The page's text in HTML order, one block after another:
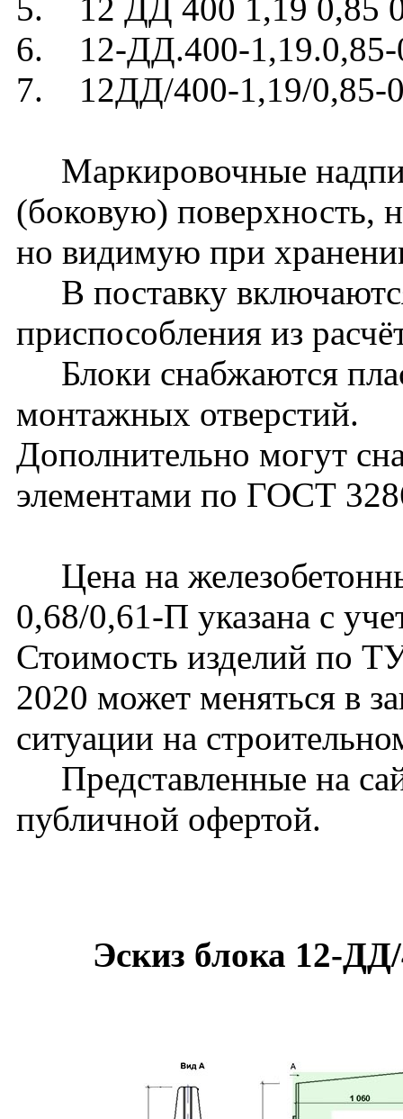
5. 12 ДД 400 1,19 0,85
6. 12-ДД.400-1,19.0,85-
7. 12ДД/400-1,19/0,85-
Маркировочные
(боковую) поверхность,
но видимую при
В поставку
приспособления из
Блоки снабжаются
монтажных отверстий.
Дополнительно могут
элементами по ГОСТ
Цена на
0,68/0,61-П указана с
Стоимость изделий по
2020 может меняться в
ситуации на
Представленные на
публичной офертой.
Эскиз блока 12-